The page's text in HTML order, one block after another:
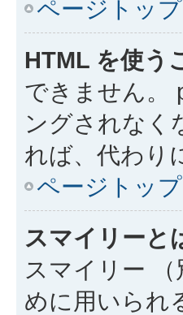
ページトップ
HTML を使う
できません。
ングされなく
れば、代わり
ページトップ
スマイリーと
スマイリー
めに用いられ